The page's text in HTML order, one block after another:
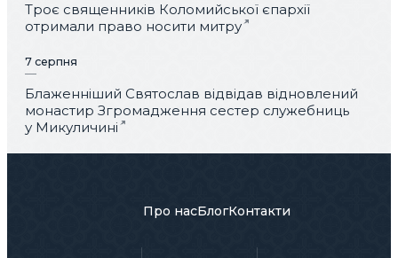
Троє священників Коломийської єпархії
отримали право носити митру
7 серпня
Блаженніший Святослав відвідав відновлений
монастир Згромадження сестер служебниць
у Микуличині
Про насБлогКонтакти